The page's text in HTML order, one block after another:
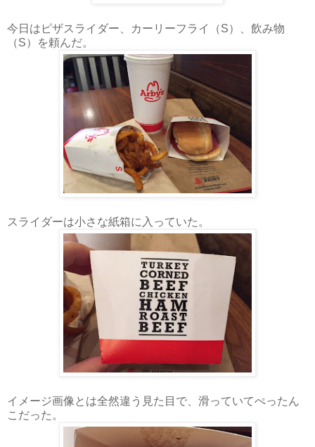
今日はピザスライダー、カーリーフライ（S）、飲み物
（S）を頼んだ。
スライダーは小さな紙箱に入っていた。
イメージ画像とは全然違う見た目で、滑っていてぺったん
こだった。